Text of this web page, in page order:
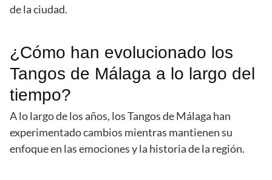
de la ciudad.
¿Cómo han evolucionado los
Tangos de Málaga a lo largo del
tiempo?
A lo largo de los años, los Tangos de Málaga han
experimentado cambios mientras mantienen su
enfoque en las emociones y la historia de la región.